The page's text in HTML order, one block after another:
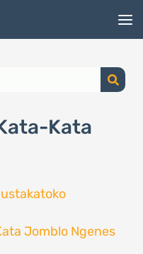
Kata